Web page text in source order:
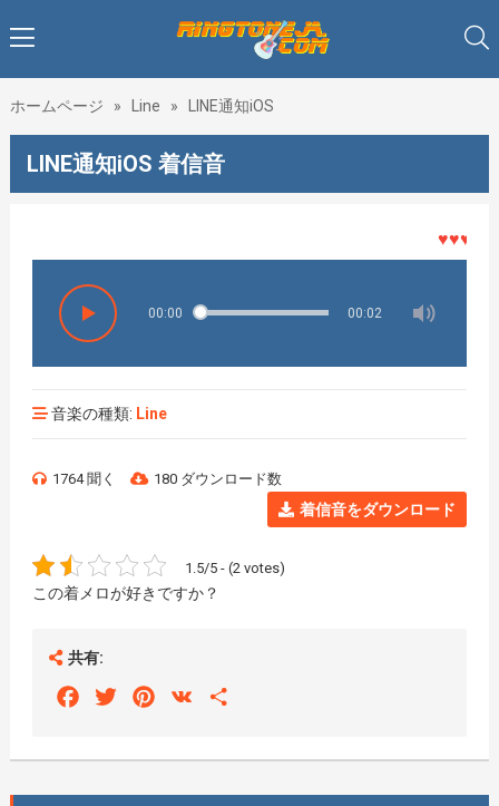
ホームページ » Line » LINE通知iOS
LINE通知iOS 着信音
♥♥♥着メ
00:00 00:02
音楽の種類: Line
1764 聞く 180 ダウンロード数
着信音をダウンロード
1.5/5 - (2 votes)
この着メロが好きですか？
共有:
FacebookTwitterPinterest
VK